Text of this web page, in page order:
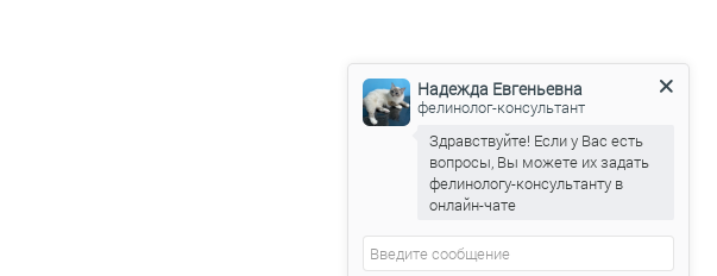
Надежда Евгеньевна
фелинолог-консультант
Здравствуйте! Если у Вас есть
вопросы, Вы можете их задать
фелинологу-консультанту в
онлайн-чате